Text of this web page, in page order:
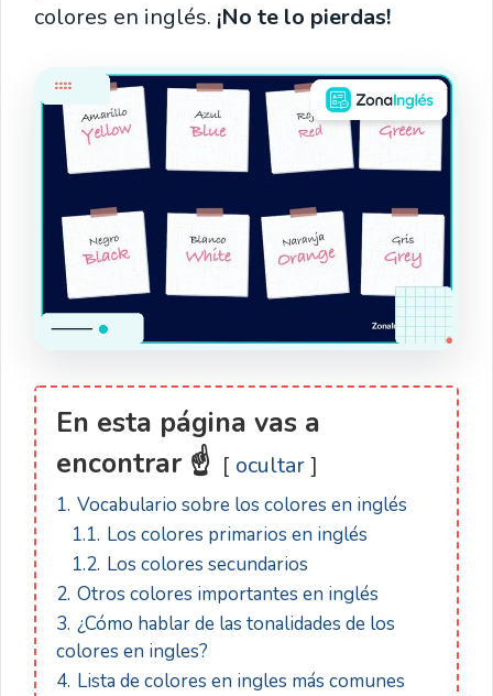
colores en inglés. ¡No te lo pierdas!
En esta página vas a
encontrar ☝
ocultar
1. Vocabulario sobre los colores en inglés
1.1. Los colores primarios en inglés
1.2. Los colores secundarios
2. Otros colores importantes en inglés
3. ¿Cómo hablar de las tonalidades de los
colores en ingles?
4. Lista de colores en ingles más comunes